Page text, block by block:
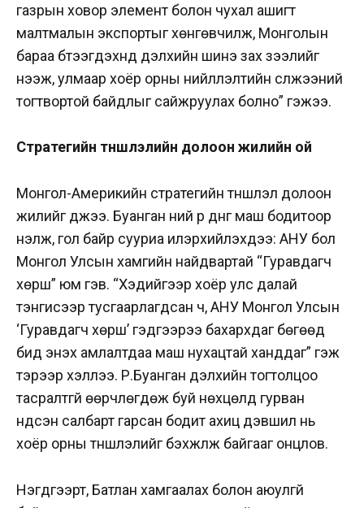
газрын ховор элемент болон чухал ашигт
малтмалын экспортыг хөнгөвчилж, Монголын
бараа бүтээгдэхүүнд дэлхийн шинэ зах зээлийг
нээж, улмаар хоёр орны нийлүүлэлтийн сүлжээний
тогтвортой байдлыг сайжруулах болно” гэжээ.
Стратегийн түншлэлийн долоон жилийн ой
Монгол-Америкийн стратегийн түншлэл долоон
жилийг үджээ. Буанган үүний үр дүнг маш бодитоор
үнэлж, гол байр сууриа илэрхийлэхдээ: АНУ бол
Монгол Улсын хамгийн найдвартай “Гуравдагч
хөрш” юм гэв. “Хэдийгээр хоёр улс далай
тэнгисээр тусгаарлагдсан ч, АНУ Монгол Улсын
‘Гуравдагч хөрш’ гэдгээрээ бахархдаг бөгөөд
бид энэхүү амлалтдаа маш нухацтай ханддаг” гэж
тэрээр хэллээ. Р.Буанган дэлхийн тогтолцоо
тасралтгүй өөрчлөгдөж буй нөхцөлд гурван
үндсэн салбарт гарсан бодит ахиц дэвшил нь
хоёр орны түншлэлийг бэхжүүлж байгааг онцлов.
Нэгдүгээрт, Батлан хамгаалах болон аюулгүй